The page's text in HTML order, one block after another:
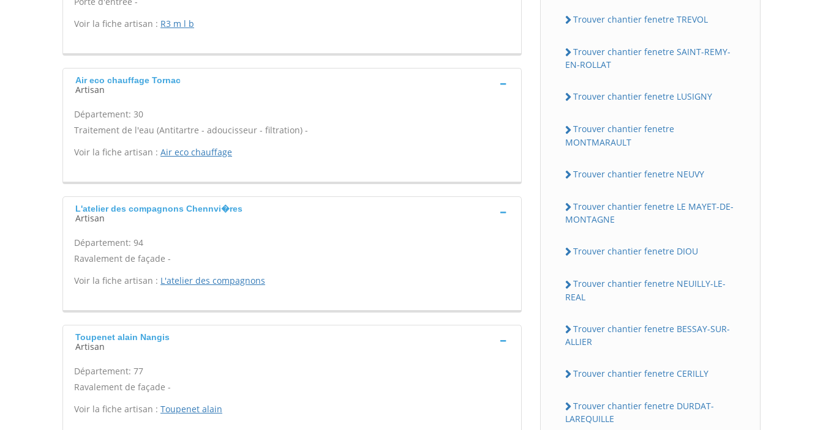
Voir la fiche artisan : R3 m l b
Air eco chauffage Tornac
Artisan
Département: 30
Traitement de l'eau (Antitartre - adoucisseur - filtration) -
Voir la fiche artisan : Air eco chauffage
L'atelier des compagnons Chennvi�res
Artisan
Département: 94
Ravalement de façade -
Voir la fiche artisan : L'atelier des compagnons
Toupenet alain Nangis
Artisan
Département: 77
Ravalement de façade -
Voir la fiche artisan : Toupenet alain
Trouver chantier fenetre TREVOL
Trouver chantier fenetre SAINT-REMY-
EN-ROLLAT
Trouver chantier fenetre LUSIGNY
Trouver chantier fenetre
MONTMARAULT
Trouver chantier fenetre NEUVY
Trouver chantier fenetre LE MAYET-DE-
MONTAGNE
Trouver chantier fenetre DIOU
Trouver chantier fenetre NEUILLY-LE-
REAL
Trouver chantier fenetre BESSAY-SUR-
ALLIER
Trouver chantier fenetre CERILLY
Trouver chantier fenetre DURDAT-
LAREQUILLE